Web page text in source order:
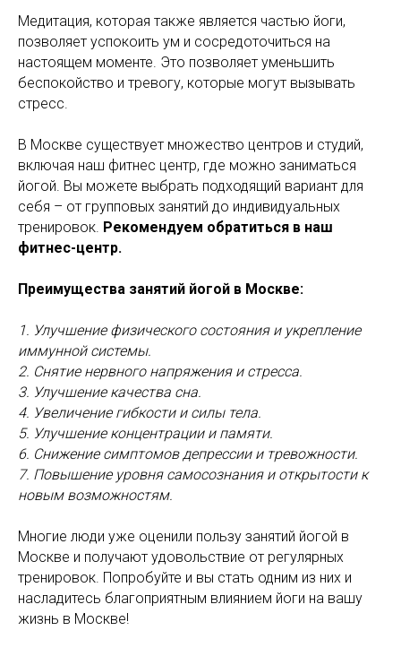
Медитация, которая также является частью йоги,
позволяет успокоить ум и сосредоточиться на
настоящем моменте. Это позволяет уменьшить
беспокойство и тревогу, которые могут вызывать
стресс.
В Москве существует множество центров и студий,
включая наш фитнес центр, где можно заниматься
йогой. Вы можете выбрать подходящий вариант для
себя – от групповых занятий до индивидуальных
тренировок. Рекомендуем обратиться в наш
фитнес-центр.
Преимущества занятий йогой в Москве:
1. Улучшение физического состояния и укрепление
иммунной системы.
2. Снятие нервного напряжения и стресса.
3. Улучшение качества сна.
4. Увеличение гибкости и силы тела.
5. Улучшение концентрации и памяти.
6. Снижение симптомов депрессии и тревожности.
7. Повышение уровня самосознания и открытости к
новым возможностям.
Многие люди уже оценили пользу занятий йогой в
Москве и получают удовольствие от регулярных
тренировок. Попробуйте и вы стать одним из них и
насладитесь благоприятным влиянием йоги на вашу
жизнь в Москве!